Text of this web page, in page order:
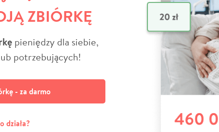
ZBIÓRKĘ
pieniędzy dla siebie,
potrzebujących!
- za darmo
działa?